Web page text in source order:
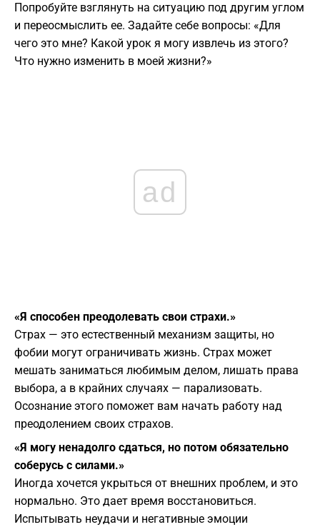
Попробуйте взглянуть на ситуацию под другим углом
и переосмыслить ее. Задайте себе вопросы: «Для
чего это мне? Какой урок я могу извлечь из этого?
Что нужно изменить в моей жизни?»
ad
«Я способен преодолевать свои страхи.»
Страх — это естественный механизм защиты, но
фобии могут ограничивать жизнь. Страх может
мешать заниматься любимым делом, лишать права
выбора, а в крайних случаях — парализовать.
Осознание этого поможет вам начать работу над
преодолением своих страхов.
«Я могу ненадолго сдаться, но потом обязательно
соберусь с силами.»
Иногда хочется укрыться от внешних проблем, и это
нормально. Это дает время восстановиться.
Испытывать неудачи и негативные эмоции